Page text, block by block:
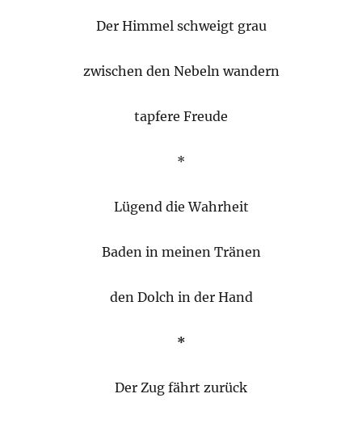
Der Himmel schweigt grau
zwischen den Nebeln wandern
tapfere Freude
*
Lügend die Wahrheit
Baden in meinen Tränen
den Dolch in der Hand
*
Der Zug fährt zurück